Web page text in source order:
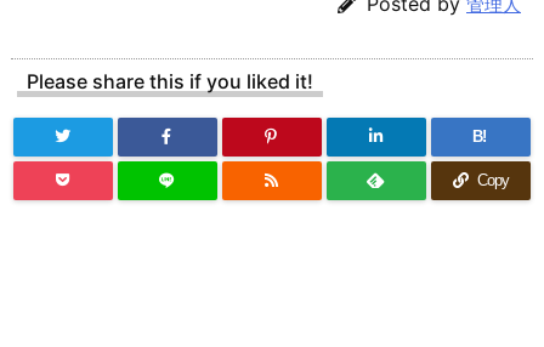
Please share this if you liked it!
B!
Copy